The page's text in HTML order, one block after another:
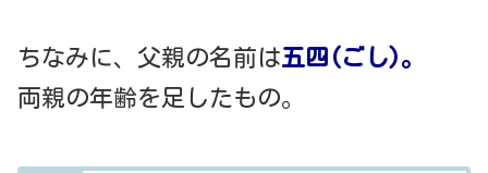
ちなみに、父親の名前は五四(ごし)。
両親の年齢を足したもの。